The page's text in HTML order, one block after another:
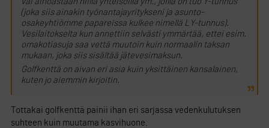
(joka siis ainakin työnantajayritykseni ja asunto-
osakeyhtiömme papareissa kulkee nimellä LY-tunnus).
Vesilaitokselta kun annettiin selvästi ymmärtää, ettei esim.
omakotiasuja saa vettä muutoin kuin normaalin taksan
mukaan, joka siis sisältää jätevesimaksun.
Golfkenttä on aivan eri asia kuin yksittäinen kansalainen,
kuten jo aiemmin kirjoitin.
Tottakai golfkenttä painii ihan eri sarjassa vedenkulutuksen
suhteen kuin muutama kasvihuone.